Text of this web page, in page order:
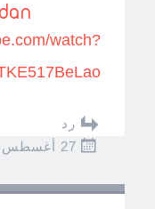
watch?
رد
27 أغسطس، 2012 AT 12:22